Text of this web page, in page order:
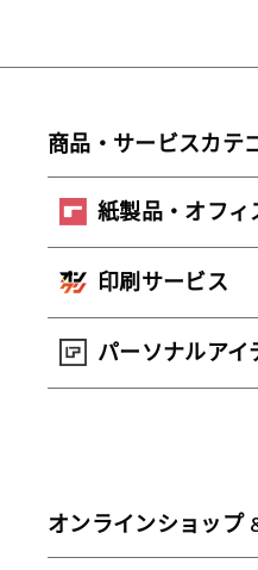
商品・サービスカテ
紙製品・オフィ
印刷サービス
パーソナルアイ
オンラインショップ